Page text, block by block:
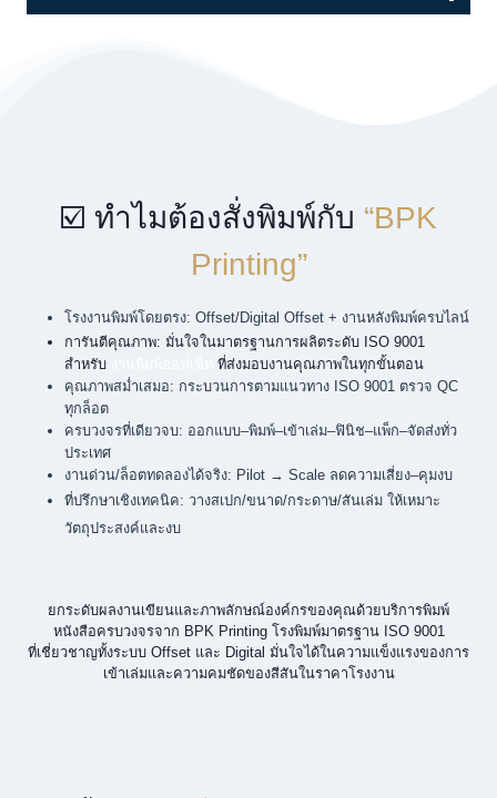
☑️ ทำไมต้องสั่งพิมพ์กับ “BPK
Printing”
โรงงานพิมพ์โดยตรง: Offset/Digital Offset + งานหลังพิมพ์ครบไลน์
การันตีคุณภาพ: มั่นใจในมาตรฐานการผลิตระดับ ISO 9001
สำหรับ
ที่ส่งมอบงานคุณภาพในทุกขั้นตอน
คุณภาพสม่ำเสมอ: กระบวนการตามแนวทาง ISO 9001 ตรวจ QC
ทุกล็อต
ครบวงจรที่เดียวจบ: ออกแบบ–พิมพ์–เข้าเล่ม–ฟินิช–แพ็ก–จัดส่งทั่ว
ประเทศ
งานด่วน/ล็อตทดลองได้จริง: Pilot → Scale ลดความเสี่ยง–คุมงบ
ที่ปรึกษาเชิงเทคนิค: วางสเปก/ขนาด/กระดาษ/สันเล่ม ให้เหมาะ
วัตถุประสงค์และงบ
ยกระดับผลงานเขียนและภาพลักษณ์องค์กรของคุณด้วยบริการพิมพ์
หนังสือครบวงจรจาก BPK Printing โรงพิมพ์มาตรฐาน ISO 9001
ที่เชี่ยวชาญทั้งระบบ Offset และ Digital มั่นใจได้ในความแข็งแรงของการ
เข้าเล่มและความคมชัดของสีสันในราคาโรงงาน